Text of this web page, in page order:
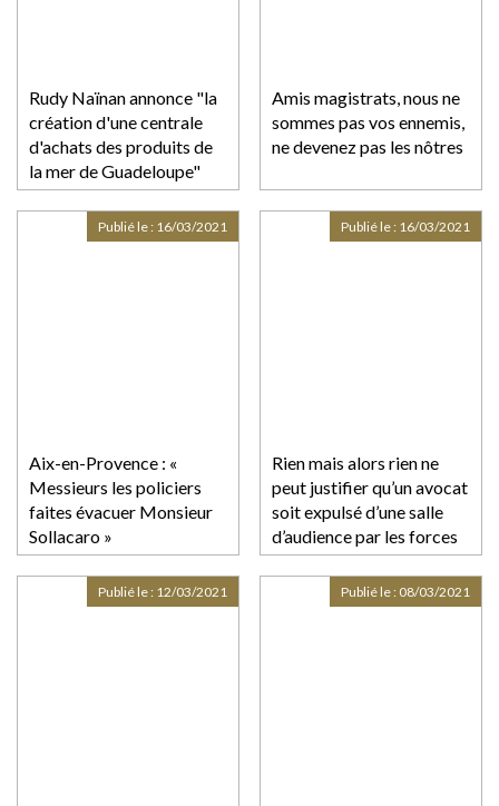
Rudy Naïnan annonce "la
création d'une centrale
d'achats des produits de
la mer de Guadeloupe"
Amis magistrats, nous ne
sommes pas vos ennemis,
ne devenez pas les nôtres
Aix-en-Provence : «
Messieurs les policiers
faites évacuer Monsieur
Sollacaro »
Publié le : 16/03/2021
Rien mais alors rien ne
peut justifier qu’un avocat
soit expulsé d’une salle
d’audience par les forces
de l’ordre
Publié le : 16/03/2021
Publié le : 12/03/2021 Publié le : 08/03/2021